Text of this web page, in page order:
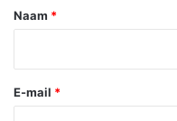
*
Naam *
E-mail *